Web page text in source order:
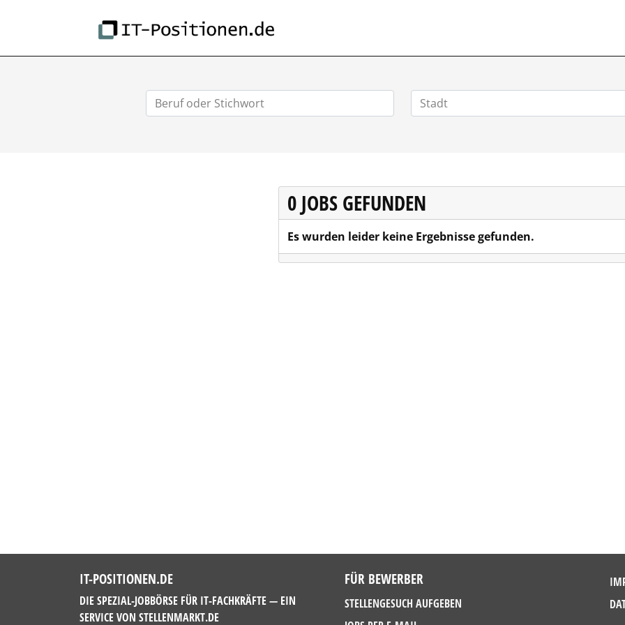
0 JOBS GEFUNDEN
Es wurden leider keine Ergebnisse gefunden.
IT-POSITIONEN.DE
DIE SPEZIAL-JOBBÖRSE FÜR IT-FACHKRÄFTE — EIN
SERVICE VON STELLENMARKT.DE
FÜR BEWERBER
STELLENGESUCH AUFGEBEN